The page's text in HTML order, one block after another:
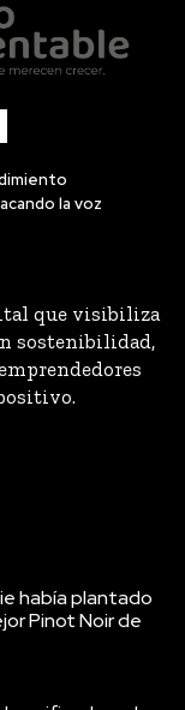
que visibiliza
había plantado
Pinot Noir de
el
Coquimbo
“Estamos